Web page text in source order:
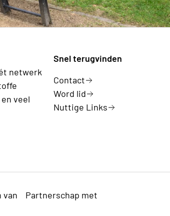
netwerk
veel
Snel terugvinden
Contact
Word lid
Nuttige Links
van Partnerschap met